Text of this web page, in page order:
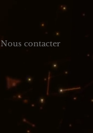
Nous contacter